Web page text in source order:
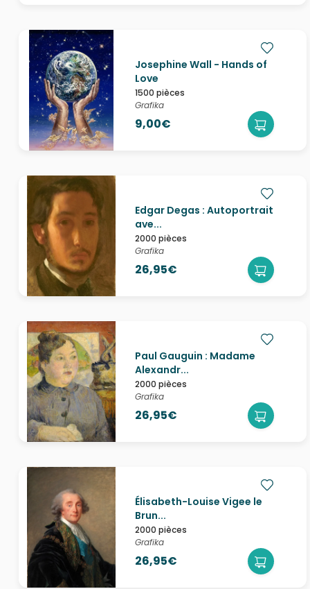
Josephine Wall - Hands of
Love
1500 pièces
Grafika
9,00€
Edgar Degas : Autoportrait
ave...
2000 pièces
Grafika
26,95€
Paul Gauguin : Madame
Alexandr...
2000 pièces
Grafika
26,95€
Élisabeth-Louise Vigee le
Brun...
2000 pièces
Grafika
26,95€